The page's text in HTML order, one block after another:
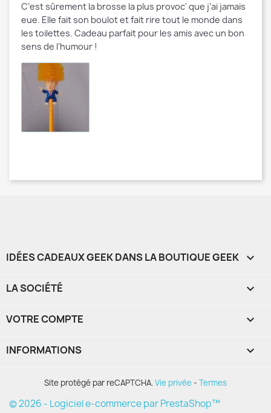
C’est sûrement la brosse la plus provoc' que j’ai jamais
eue. Elle fait son boulot et fait rire tout le monde dans
les toilettes. Cadeau parfait pour les amis avec un bon
sens de l’humour !
IDÉES CADEAUX GEEK DANS LA BOUTIQUE GEEK 
LA SOCIÉTÉ 
VOTRE COMPTE 
INFORMATIONS keyboard_arrow_down
Site protégé par reCAPTCHA.Vie privée- Termes
© 2026 - Logiciel e-commerce par PrestaShop™